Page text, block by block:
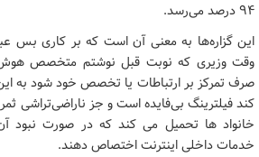
۹۴ درصد می‌رسد.
این گزاره‌ها به معنی آن است که بر کاری بس
وقت وزیری که نوبت قبل نوشتم متخصص
صرف تمرکز بر ارتباطات یا تخصص خود شود به
کند فیلترینگ بی‌فایده است و جز ناراضی‌تراشی
خانواد ها تحمیل می کند که در صورت نبود
خدمات داخلی اینترنت اختصاص دهند.